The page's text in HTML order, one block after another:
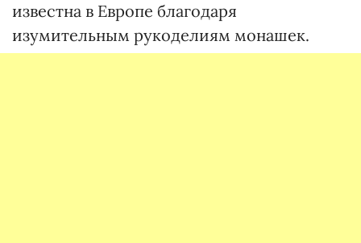
известна в Европе благодаря
изумительным рукоделиям монашек.